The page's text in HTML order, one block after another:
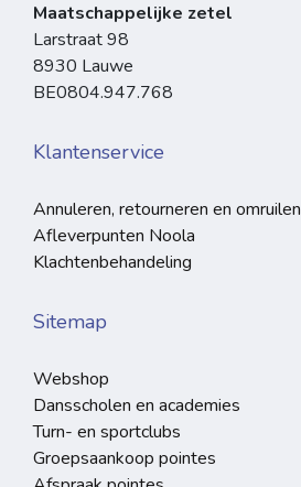
Maatschappelijke zetel
Larstraat 98
8930 Lauwe
BE0804.947.768
Klantenservice
Annuleren, retourneren en omruilen
Afleverpunten Noola
Klachtenbehandeling
Sitemap
Webshop
Dansscholen en academies
Turn- en sportclubs
Groepsaankoop pointes